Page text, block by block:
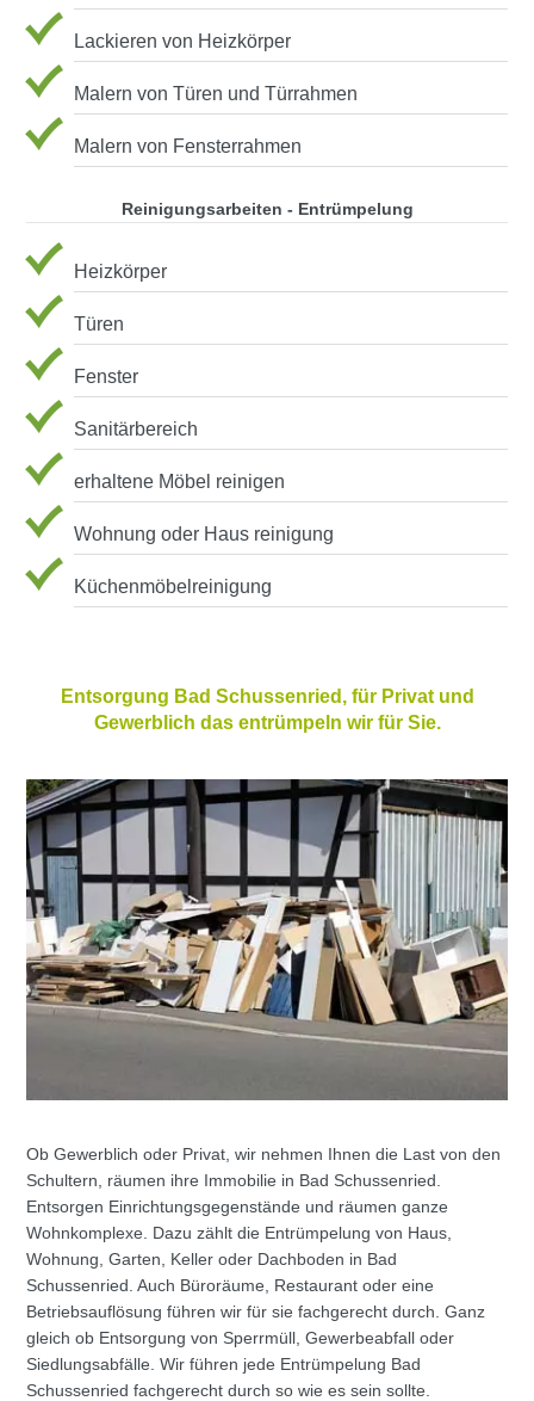
Lackieren von Heizkörper
Malern von Türen und Türrahmen
Malern von Fensterrahmen
Reinigungsarbeiten - Entrümpelung
Heizkörper
Türen
Fenster
Sanitärbereich
erhaltene Möbel reinigen
Wohnung oder Haus reinigung
Küchenmöbelreinigung
Entsorgung Bad Schussenried, für Privat und
Gewerblich das entrümpeln wir für Sie.
Ob Gewerblich oder Privat, wir nehmen Ihnen die Last von den
Schultern, räumen ihre Immobilie in Bad Schussenried.
Entsorgen Einrichtungsgegenstände und räumen ganze
Wohnkomplexe. Dazu zählt die Entrümpelung von Haus,
Wohnung, Garten, Keller oder Dachboden in Bad
Schussenried. Auch Büroräume, Restaurant oder eine
Betriebsauflösung führen wir für sie fachgerecht durch. Ganz
gleich ob Entsorgung von Sperrmüll, Gewerbeabfall oder
Siedlungsabfälle. Wir führen jede Entrümpelung Bad
Schussenried fachgerecht durch so wie es sein sollte.